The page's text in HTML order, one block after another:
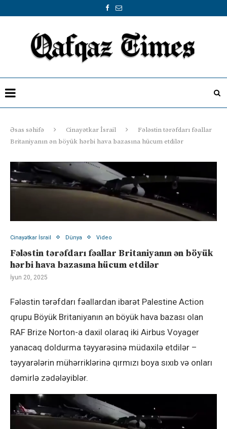
Əsas səhifə Cinayətkar İsrail
Fələstin tərəfdarı fəallar
Britaniyanın ən böyük hərbi hava bazasına hücum etdilər
Cinayətkar İsrail Dünya Video
Fələstin tərəfdarı fəallar Britaniyanın ən böyük
hərbi hava bazasına hücum etdilər
İyun 20, 2025
Fələstin tərəfdarı fəallardan ibarət Palestine Action
qrupu Böyük Britaniyanın ən böyük hava bazası olan
RAF Brize Norton-a daxil olaraq iki Airbus Voyager
yanacaq doldurma təyyarəsinə müdaxilə etdilər –
təyyarələrin mühərriklərinə qırmızı boya sıxıb və onları
dəmirlə zədələyiblər.